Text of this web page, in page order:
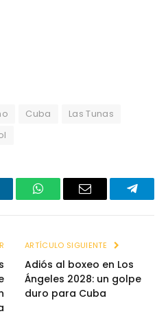
Cuba
Las Tunas
WhatsAppEmail
ARTÍCULO SIGUIENTE
Adiós al boxeo en Los
Ángeles 2028: un golpe
duro para Cuba